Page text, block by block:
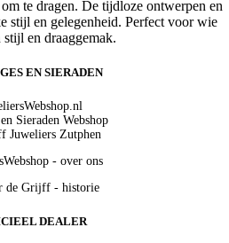
te dragen. De tijdloze ontwerpen en
stijl en gelegenheid. Perfect voor wie
en draaggemak.
EN SIERADEN
Sieraden Webshop
Juweliers Zutphen
- over ons
de Grijff - historie
DEALER